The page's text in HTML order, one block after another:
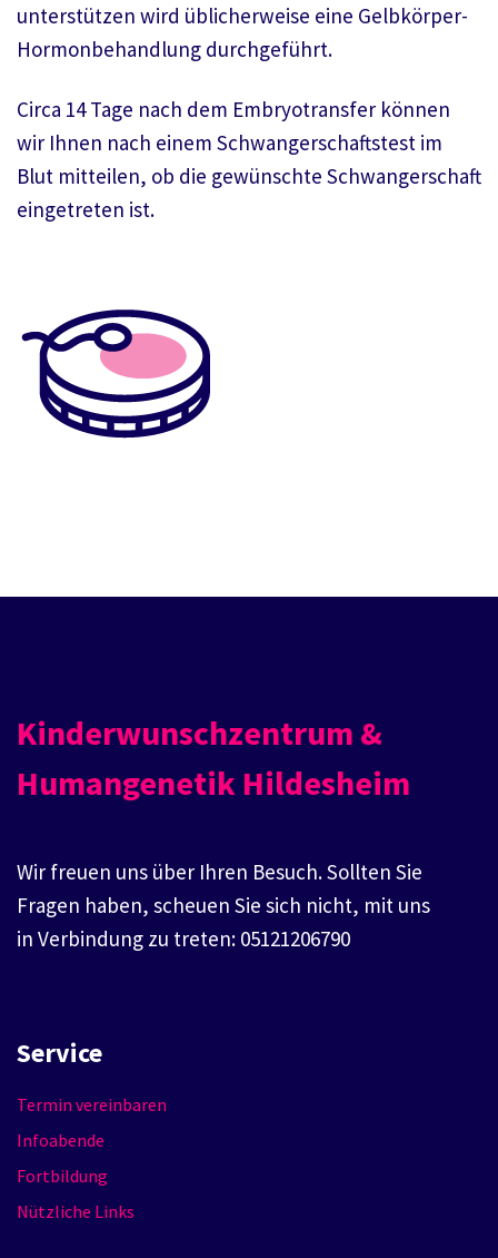
unterstützen wird üblicherweise eine Gelbkörper-
Hormonbehandlung durchgeführt.
Circa 14 Tage nach dem Embryotransfer können
wir Ihnen nach einem Schwangerschaftstest im
Blut mitteilen, ob die gewünschte Schwangerschaft
eingetreten ist.
Kinderwunschzentrum &
Humangenetik Hildesheim
Wir freuen uns über Ihren Besuch. Sollten Sie
Fragen haben, scheuen Sie sich nicht, mit uns
in Verbindung zu treten: 05121206790
Service
Termin vereinbaren
Infoabende
Fortbildung
Nützliche Links